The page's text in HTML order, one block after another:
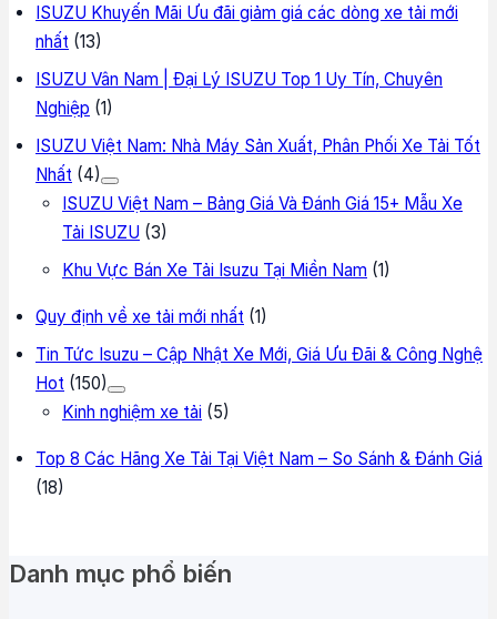
ISUZU Khuyến Mãi Ưu đãi giảm giá các dòng xe tải mới
nhất (13)
ISUZU Vân Nam | Đại Lý ISUZU Top 1 Uy Tín, Chuyên
Nghiệp (1)
ISUZU Việt Nam: Nhà Máy Sản Xuất, Phân Phối Xe Tải Tốt
Nhất (4)
ISUZU Việt Nam – Bảng Giá Và Đánh Giá 15+ Mẫu Xe
Tải ISUZU (3)
Khu Vực Bán Xe Tải Isuzu Tại Miền Nam (1)
Quy định về xe tải mới nhất (1)
Tin Tức Isuzu – Cập Nhật Xe Mới, Giá Ưu Đãi & Công Nghệ
Hot (150)
Kinh nghiệm xe tải (5)
Top 8 Các Hãng Xe Tải Tại Việt Nam – So Sánh & Đánh Giá
(18)
Danh mục phổ biến